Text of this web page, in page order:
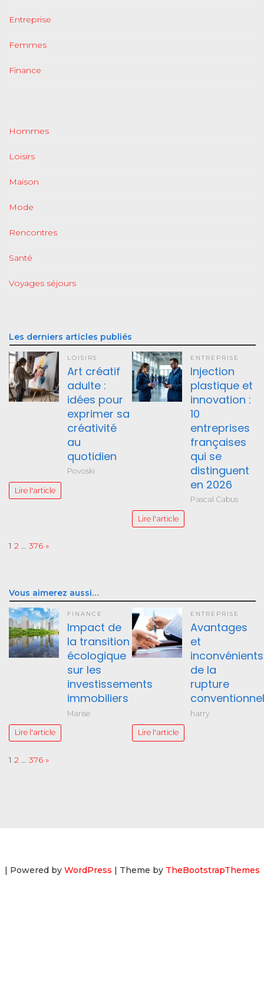
Entreprise
Femmes
Finance
Hommes
Loisirs
Maison
Mode
Rencontres
Santé
Voyages séjours
Les derniers articles publiés
LOISIRS
Art créatif
adulte :
idées pour
exprimer sa
créativité
au
quotidien
Povoski
Lire l'article
ENTREPRISE
Injection
plastique et
innovation :
10
entreprises
françaises
qui se
distinguent
en 2026
Pascal Cabus
Lire l'article
Page:
1 2 … 376 Next
»
Vous aimerez aussi…
FINANCE
Impact de
la transition
écologique
sur les
investissements
immobiliers
Marise
Lire l'article
ENTREPRISE
Avantages
et
inconvénients
de la
rupture
harry
Lire l'article
Page:
1 2 … 376 Next
»
| Powered by WordPress | Theme by TheBootstrapThemes